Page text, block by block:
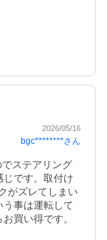
2026/05/16
bgc********さん
ステアリング
です。取付け
がズレてしまい
事は運転して
買い得です。